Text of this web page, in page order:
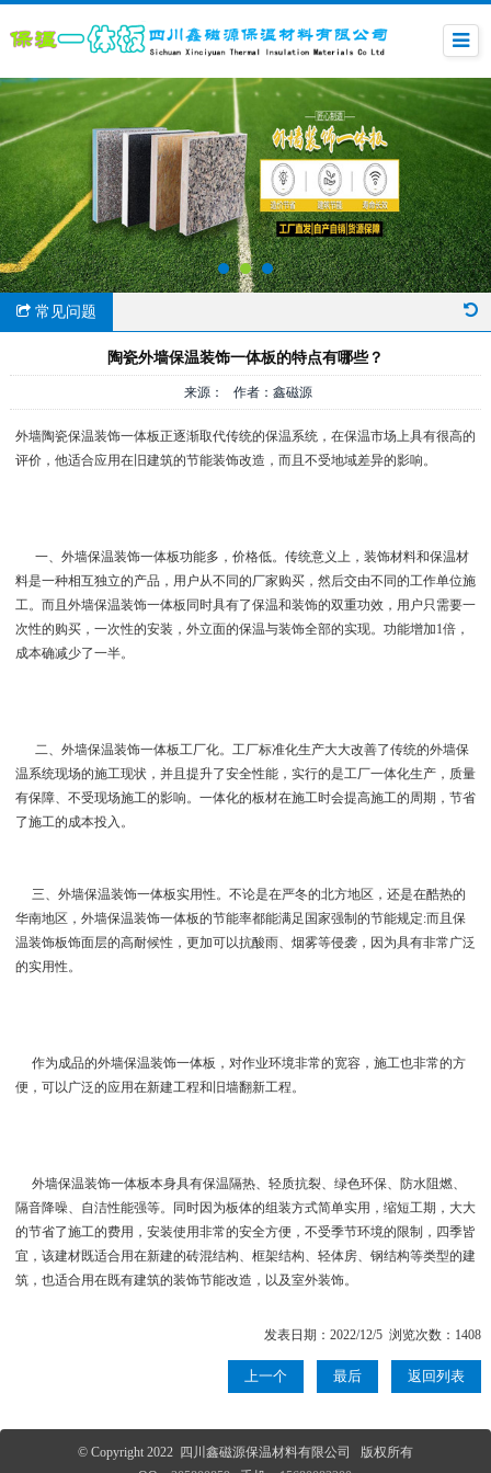
常见问题
陶瓷外墙保温装饰一体板的特点有哪些？
来源： 作者：鑫磁源
外墙陶瓷保温装饰一体板正逐渐取代传统的保温系统，在保温市场上具有很高的
评价，他适合应用在旧建筑的节能装饰改造，而且不受地域差异的影响。
一、外墙保温装饰一体板功能多，价格低。传统意义上，装饰材料和保温材
料是一种相互独立的产品，用户从不同的厂家购买，然后交由不同的工作单位施
工。而且外墙保温装饰一体板同时具有了保温和装饰的双重功效，用户只需要一
次性的购买，一次性的安装，外立面的保温与装饰全部的实现。功能增加1倍，
成本确减少了一半。
二、外墙保温装饰一体板工厂化。工厂标准化生产大大改善了传统的外墙保
温系统现场的施工现状，并且提升了安全性能，实行的是工厂一体化生产，质量
有保障、不受现场施工的影响。一体化的板材在施工时会提高施工的周期，节省
了施工的成本投入。
三、外墙保温装饰一体板实用性。不论是在严冬的北方地区，还是在酷热的
华南地区，外墙保温装饰一体板的节能率都能满足国家强制的节能规定:而且保
温装饰板饰面层的高耐候性，更加可以抗酸雨、烟雾等侵袭，因为具有非常广泛
的实用性。
作为成品的外墙保温装饰一体板，对作业环境非常的宽容，施工也非常的方
便，可以广泛的应用在新建工程和旧墙翻新工程。
外墙保温装饰一体板本身具有保温隔热、轻质抗裂、绿色环保、防水阻燃、
隔音降噪、自洁性能强等。同时因为板体的组装方式简单实用，缩短工期，大大
的节省了施工的费用，安装使用非常的安全方便，不受季节环境的限制，四季皆
宜，该建材既适合用在新建的砖混结构、框架结构、轻体房、钢结构等类型的建
筑，也适合用在既有建筑的装饰节能改造，以及室外装饰。
发表日期：2022/12/5 浏览次数：1408
上一个 最后 返回列表
© Copyright 2022 四川鑫磁源保温材料有限公司 版权所有